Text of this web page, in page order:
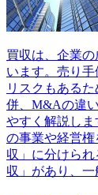
買収は、企業
います。売り手
リスクもある
併、M&Aの違
やすく解説し
の事業や経営
収」に分けら
収」があり、